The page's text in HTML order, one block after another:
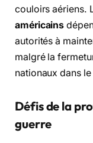
couloirs aériens.
américains
autorités à
malgré la
nationaux dans
Défis de la
guerre